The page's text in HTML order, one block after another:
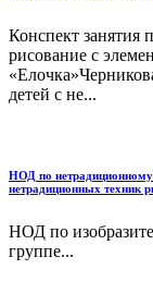
Конспект занятия
рисование с
детей с не...
НОД по
нетрадиционных техник
НОД по
группе...